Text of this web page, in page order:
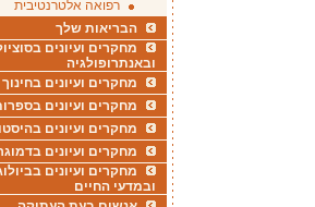
רפואה אלטרנטיבית
הבריאות שלך
מחקרים ועיונים
ובאנתרופולגיה
מחקרים ועיונים בחינוך
מחקרים ועיונים
מחקרים ועיונים
מחקרים ועיונים
מחקרים ועיונים
ובמדעי החיים